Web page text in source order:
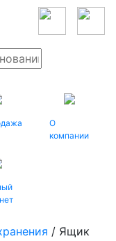
О
компании
/ Ящик